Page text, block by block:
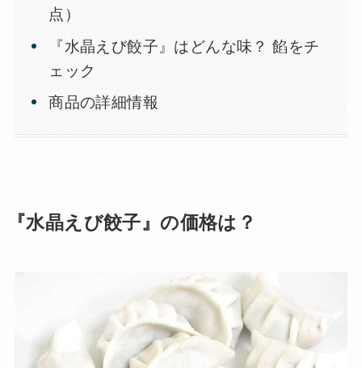
点）
『水晶えび餃子』はどんな味？ 餡をチ
ェック
商品の詳細情報
『水晶えび餃子』の価格は？